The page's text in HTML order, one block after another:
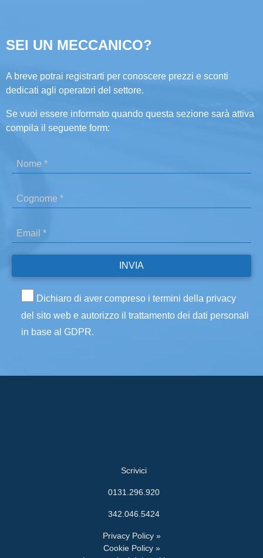
SEI UN MECCANICO?
A breve potrai registrarti per conoscere prezzi e sconti
dedicati agli operatori del settore.
Se vuoi essere informato quando questa sezione sarà attiva
compila il seguente form:
Dichiaro di aver compreso i termini della privacy
del sito web e autorizzo il trattamento dei dati personali
in base al GDPR.
Scrivici
0131.296.920
342.046.5424
Privacy Policy »
Cookie Policy »